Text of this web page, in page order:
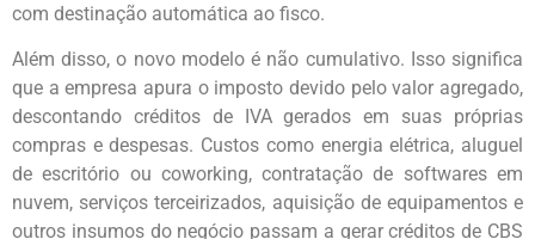
com destinação automática ao fisco.
Além disso, o novo modelo é não cumulativo. Isso significa
que a empresa apura o imposto devido pelo valor agregado,
descontando créditos de IVA gerados em suas próprias
compras e despesas. Custos como energia elétrica, aluguel
de escritório ou coworking, contratação de softwares em
nuvem, serviços terceirizados, aquisição de equipamentos e
outros insumos do negócio passam a gerar créditos de CBS